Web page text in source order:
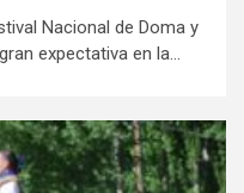
Nacional de Doma y
expectativa en la...